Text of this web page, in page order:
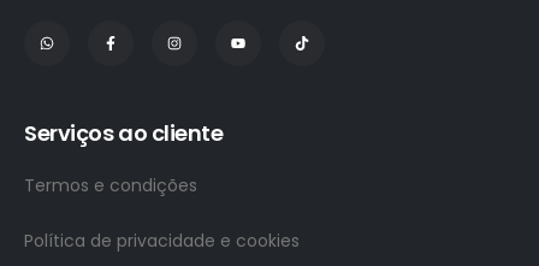
Serviços ao cliente
Termos e condições
Política de privacidade e cookies